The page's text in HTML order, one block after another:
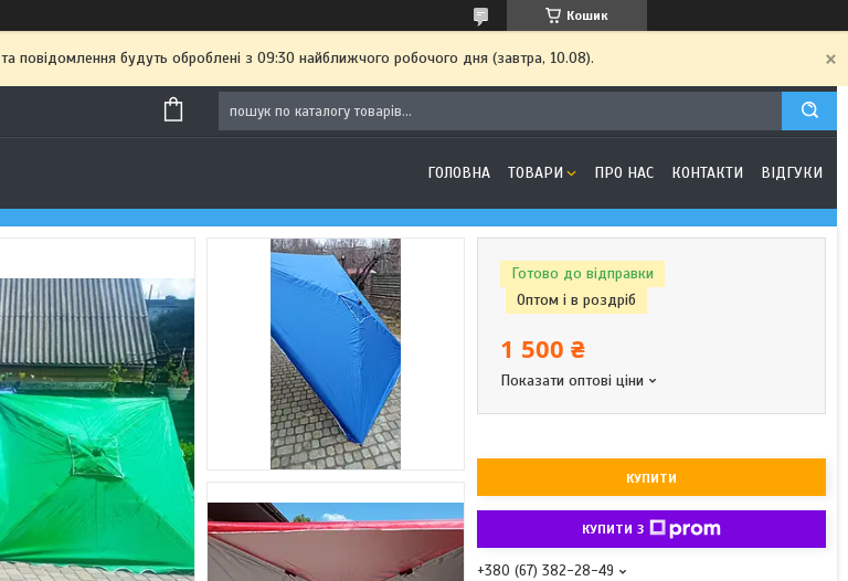
Кошик
повідомлення будуть оброблені з 09:30 найближчого робочого дня (завтра, 10.08).
ГОЛОВНА ТОВАРИ ПРО НАС КОНТАКТИ ВІДГУКИ
Готово до відправки
Оптом і в роздріб
1 500 ₴
Показати оптові ціни
КУПИТИ
КУПИТИ З
+380 (67) 382-28-49